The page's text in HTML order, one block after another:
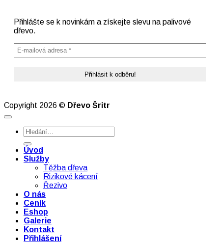
Přihlášte se k novinkám a získejte slevu na palivové
dřevo.
Copyright 2026 © Dřevo Šritr
Hledat:
Úvod
Služby
Těžba dřeva
Rizikové kácení
Řezivo
O nás
Ceník
Eshop
Galerie
Kontakt
Přihlášení